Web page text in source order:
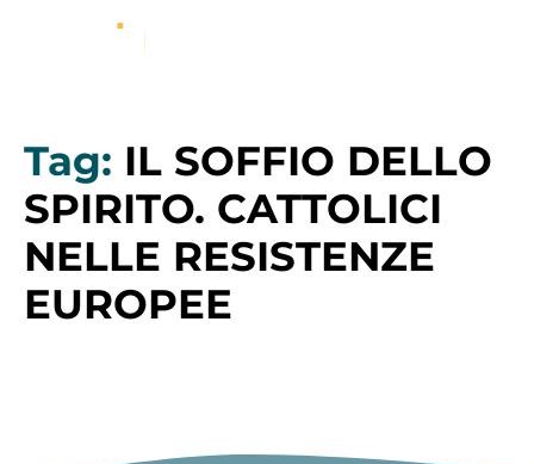
Tag: IL SOFFIO DELLO
SPIRITO. CATTOLICI
NELLE RESISTENZE
EUROPEE